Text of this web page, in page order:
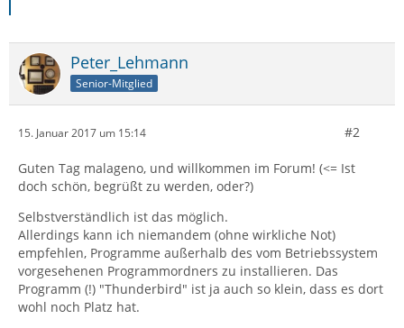
Peter_Lehmann
Senior-Mitglied
15. Januar 2017 um 15:14 #2
Guten Tag malageno, und willkommen im Forum! (<= Ist
doch schön, begrüßt zu werden, oder?)
Selbstverständlich ist das möglich.
Allerdings kann ich niemandem (ohne wirkliche Not)
empfehlen, Programme außerhalb des vom Betriebssystem
vorgesehenen Programmordners zu installieren. Das
Programm (!) "Thunderbird" ist ja auch so klein, dass es dort
wohl noch Platz hat.